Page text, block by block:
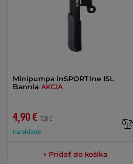
Minipumpa inSPORTline ISL
Bannia AKCIA
4,90 € 7,30 €
na sklade
+ Pridať do košíka